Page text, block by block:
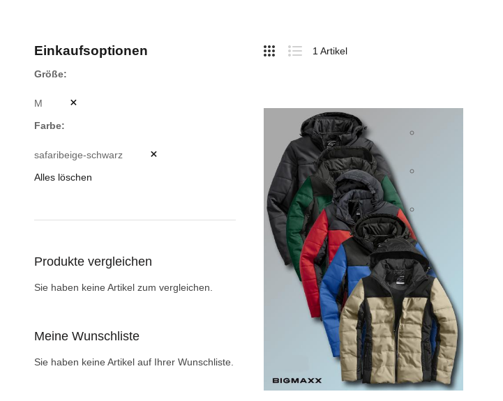
Sidebar
1 Artikel
Einkaufsoptionen
Größe
M
Farbe
safaribeige-schwarz
Alles löschen
Produkte vergleichen
Sie haben keine Artikel zum vergleichen.
Meine Wunschliste
Sie haben keine Artikel auf Ihrer Wunschliste.